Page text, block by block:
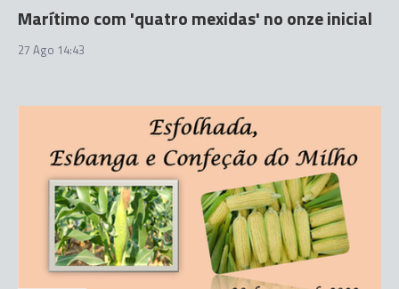
Marítimo com 'quatro mexidas' no onze inicial
27 Ago 14:43